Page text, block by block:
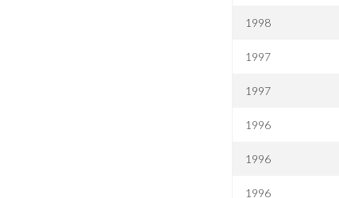
1998
1997
1997
1996
1996
1996